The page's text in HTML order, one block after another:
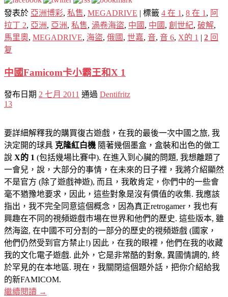
發表於 亞洲博彩, 私售, MEGADRIVE | 標籤 4 在 1 , 8 在 1 , 阿
拉丁 2, 亞洲, 亞洲, 私售, 渦卷海盜, 中國 , 中國 , 創世紀, 破解,
馬里奧, MEGADRIVE, 海盜, 俄國 , 世嘉, 音, 音 6, X的 1 | 2 回
复
中國Famicom卡小霸王和X 1
發布日期 2 七月 2011 通過 Dentifritz
13
要詳細解釋我的購買復古遊戲，在我的最後一次中國之旅, 我
決定開的球具 克隆紅白機 隨著幾個墨盒，盒裝和出色的做工
說 X的 1 (包括幾場比賽中). 在進入到心臟的問題, 我想離題了
一會兒，說，大部分的事情，在未來的日子裡，我將介紹顯然
不是官方 (除了遊戲神遊), 而且，我敢肯定，你們中的一些會
毫不猶豫地要求，因此，這些對象是沒有價值的收集. 我應該
指出，我不完全同意這個概念，因為真正retrogamer，我也有
興趣在不同的視頻遊戲市場在世界和他們的歷史. 這些版本, 雖
然海盜, 在中國不可分割的一部分的歷史的視頻遊戲 (國家，
他們仍然受到官方禁止!) 因此，在我的眼裡，他們在我的收藏
我的文化電子遊戲. 此外，它是非常酷的對象, 異國情調的, 終
於罕見的在本地區. 現在，我關閉這個題外話，把你介紹給我
的新FAMICOM.
繼續閱讀 →